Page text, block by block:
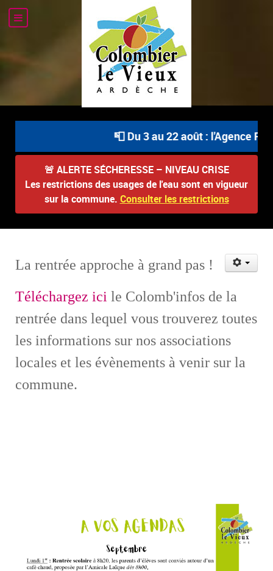
📮 Du 3 au 22 août : l'Agence
🚨 ALERTE SÉCHERESSE – NIVEAU CRISE
Les restrictions des usages de l'eau sont en vigueur
sur la commune. Consulter les restrictions
La rentrée approche à grand pas !
Téléchargez ici le Colomb'infos de la
rentrée dans lequel vous trouverez toutes
les informations sur nos associations
locales et les évènements à venir sur la
commune.